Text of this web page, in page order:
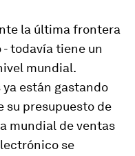
la última frontera
todavía tiene un
mundial.
están gastando
su presupuesto de
mundial de ventas
se